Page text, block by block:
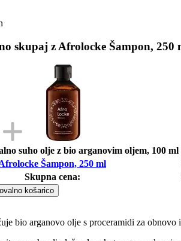
skupaj z Afrolocke Šampon, 250
suho olje z bio arganovim oljem, 100 ml
Šampon, 250 ml
Skupna cena:
košarico
bio arganovo olje s proceramidi za